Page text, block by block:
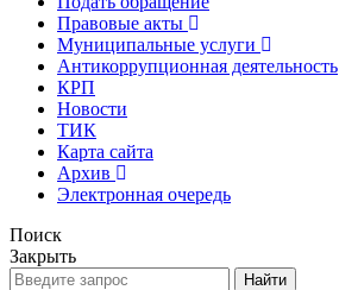
Правовые акты
Муниципальные услуги
Антикоррупционная деятельность
КРП
Новости
ТИК
Карта сайта
Архив
Электронная очередь
Поиск
Закрыть
Найти